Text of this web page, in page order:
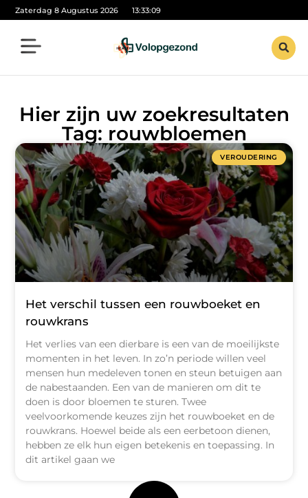
Zaterdag 8 Augustus 2026 13:33:10
Hier zijn uw zoekresultaten
Tag: rouwbloemen
VEROUDERING
Het verschil tussen een rouwboeket en
rouwkrans
Het verlies van een dierbare is een van de moeilijkste
momenten in het leven. In zo’n periode willen veel
mensen hun medeleven tonen en steun betuigen aan
de nabestaanden. Een van de manieren om dit te
doen is door bloemen te sturen. Twee
veelvoorkomende keuzes zijn het rouwboeket en de
rouwkrans. Hoewel beide als een eerbetoon dienen,
hebben ze elk hun eigen betekenis en toepassing. In
dit artikel gaan we